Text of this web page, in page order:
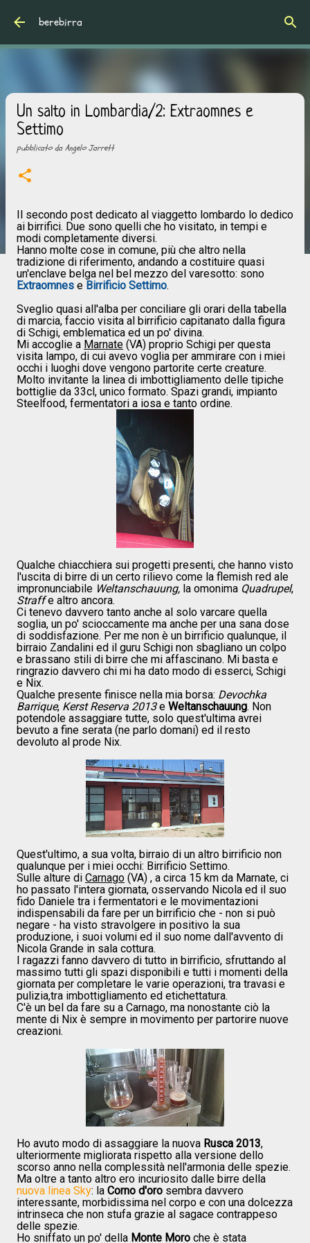
berebirra
Un salto in Lombardia/2: Extraomnes e
Settimo
pubblicato daAngelo Jarrett
Il secondo post dedicato al viaggetto lombardo lo dedico
ai birrifici. Due sono quelli che ho visitato, in tempi e
modi completamente diversi.
Hanno molte cose in comune, più che altro nella
tradizione di riferimento, andando a costituire quasi
un'enclave belga nel bel mezzo del varesotto: sono
Extraomnes e Birrificio Settimo.
Sveglio quasi all'alba per conciliare gli orari della tabella
di marcia, faccio visita al birrificio capitanato dalla figura
di Schigi, emblematica ed un po' divina.
Mi accoglie a Marnate (VA) proprio Schigi per questa
visita lampo, di cui avevo voglia per ammirare con i miei
occhi i luoghi dove vengono partorite certe creature.
Molto invitante la linea di imbottigliamento delle tipiche
bottiglie da 33cl, unico formato. Spazi grandi, impianto
Steelfood, fermentatori a iosa e tanto ordine.
Qualche chiacchiera sui progetti presenti, che hanno visto
l'uscita di birre di un certo rilievo come la flemish red ale
impronunciabile Weltanschauung, la omonima Quadrupel,
Straffe altro ancora.
Ci tenevo davvero tanto anche al solo varcare quella
soglia, un po' scioccamente ma anche per una sana dose
di soddisfazione. Per me non è un birrificio qualunque, il
birraio Zandalini ed il guru Schigi non sbagliano un colpo
e brassano stili di birre che mi affascinano. Mi basta e
ringrazio davvero chi mi ha dato modo di esserci, Schigi
e Nix.
Qualche presente finisce nella mia borsa: Devochka
Barrique, Kerst Reserva 2013e Weltanschauung. Non
potendole assaggiare tutte, solo quest'ultima avrei
bevuto a fine serata (ne parlo domani) ed il resto
devoluto al prode Nix.
Quest'ultimo, a sua volta, birraio di un altro birrificio non
qualunque per i miei occhi: Birrificio Settimo.
Sulle alture di Carnago (VA) , a circa 15 km da Marnate, ci
ho passato l'intera giornata, osservando Nicola ed il suo
fido Daniele tra i fermentatori e le movimentazioni
indispensabili da fare per un birrificio che - non si può
negare - ha visto stravolgere in positivo la sua
produzione, i suoi volumi ed il suo nome dall'avvento di
Nicola Grande in sala cottura.
I ragazzi fanno davvero di tutto in birrificio, sfruttando al
massimo tutti gli spazi disponibili e tutti i momenti della
giornata per completare le varie operazioni, tra travasi e
pulizia,tra imbottigliamento ed etichettatura.
C'è un bel da fare su a Carnago, ma nonostante ciò la
mente di Nix è sempre in movimento per partorire nuove
creazioni.
Ho avuto modo di assaggiare la nuova Rusca 2013,
ulteriormente migliorata rispetto alla versione dello
scorso anno nella complessità nell'armonia delle spezie.
Ma oltre a tanto altro ero incuriosito dalle birre della
nuova linea Sky: la Corno d'oro sembra davvero
interessante, morbidissima nel corpo e con una dolcezza
intrinseca che non stufa grazie al sagace contrappeso
delle spezie.
Ho sniffato un po' della Monte Moro che è stata